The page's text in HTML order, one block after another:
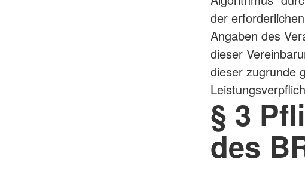
der
Angaben des
dieser
dieser zugrunde
§ 3
des